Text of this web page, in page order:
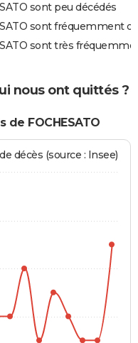
sont peu décédés
sont fréquemment
sont très
nous ont quittés ?
FOCHESATO
décès (source : Insee)